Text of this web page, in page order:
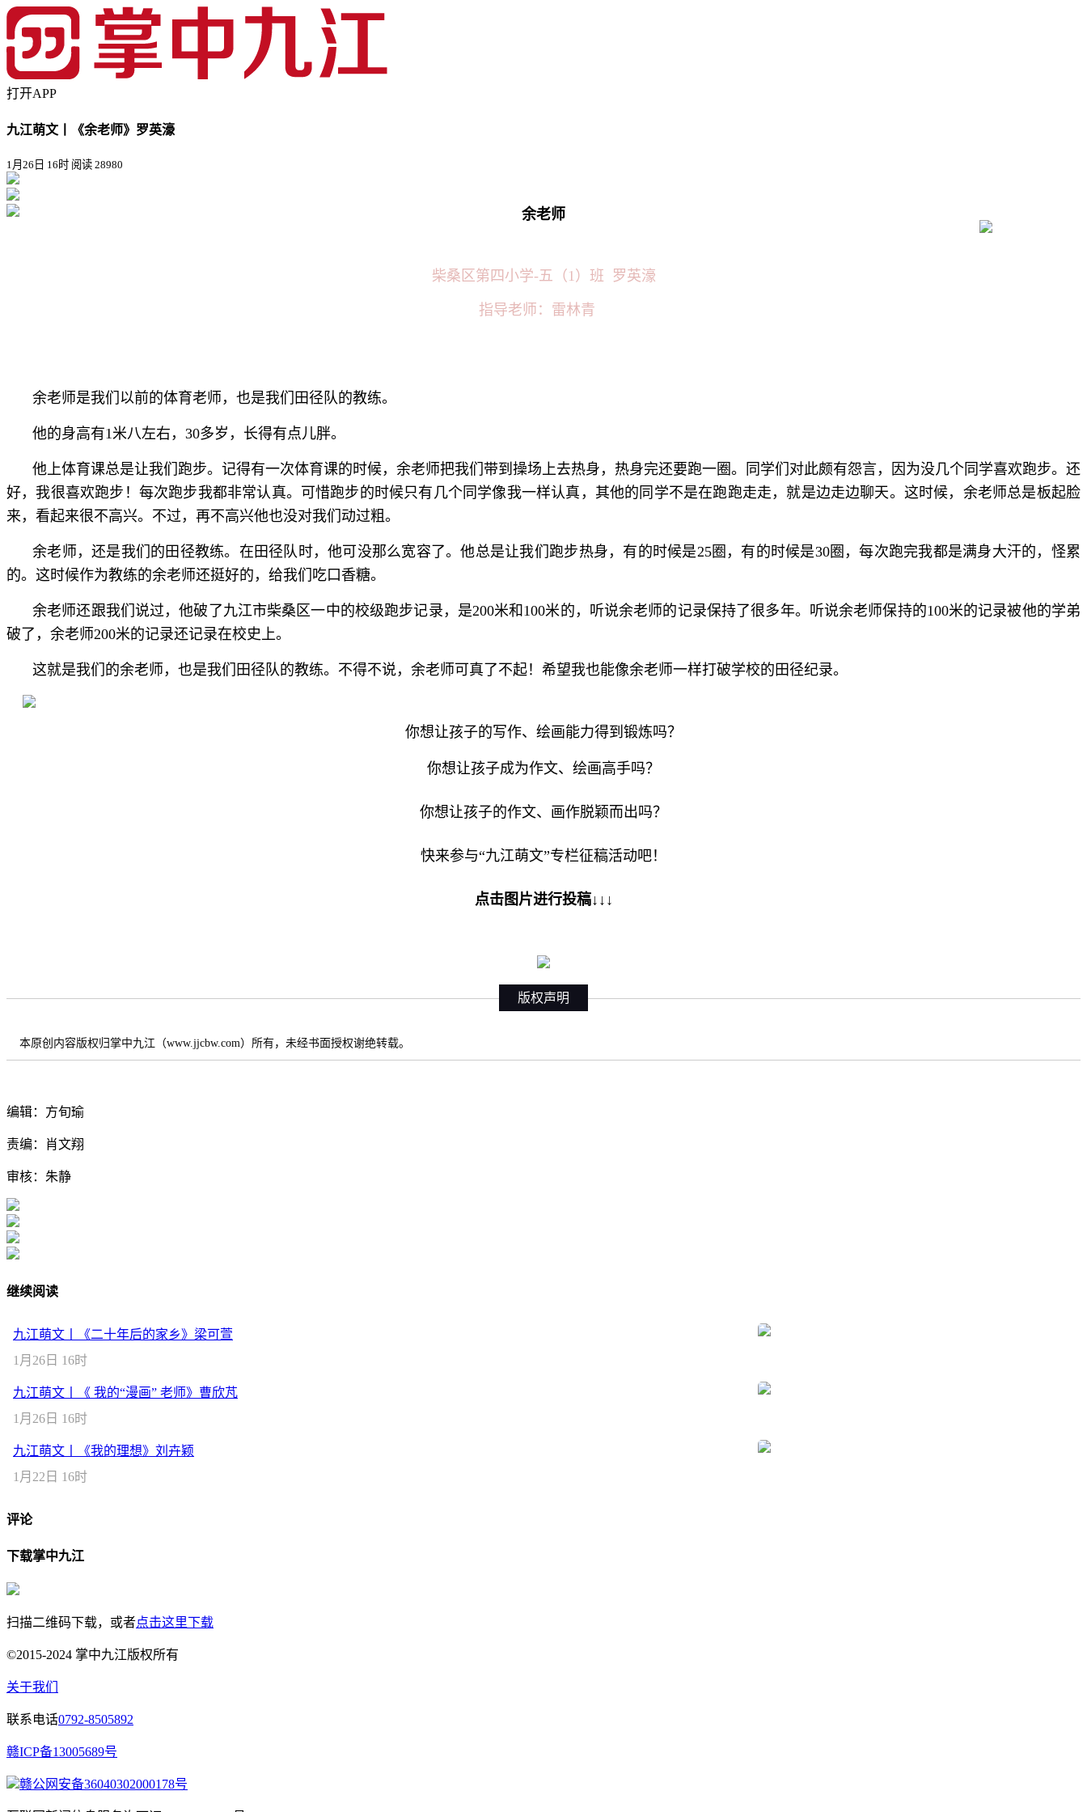
打开APP
九江萌文丨《余老师》罗英濠
1月26日 16时 阅读 28980
余老师
柴桑区第四小学-五（1）班 罗英濠
指导老师：雷林青
余老师是我们以前的体育老师，也是我们田径队的教练。
他的身高有1米八左右，30多岁，长得有点儿胖。
他上体育课总是让我们跑步。记得有一次体育课的时候，余老师把我们带到操场上去热身，热身完还要跑一圈。同学们对此颇有怨言，因为没几个同学喜欢跑步。还
好，我很喜欢跑步！每次跑步我都非常认真。可惜跑步的时候只有几个同学像我一样认真，其他的同学不是在跑跑走走，就是边走边聊天。这时候，余老师总是板起脸
来，看起来很不高兴。不过，再不高兴他也没对我们动过粗。
余老师，还是我们的田径教练。在田径队时，他可没那么宽容了。他总是让我们跑步热身，有的时候是25圈，有的时候是30圈，每次跑完我都是满身大汗的，怪累
的。这时候作为教练的余老师还挺好的，给我们吃口香糖。
余老师还跟我们说过，他破了九江市柴桑区一中的校级跑步记录，是200米和100米的，听说余老师的记录保持了很多年。听说余老师保持的100米的记录被他的学弟
破了，余老师200米的记录还记录在校史上。
这就是我们的余老师，也是我们田径队的教练。不得不说，余老师可真了不起！希望我也能像余老师一样打破学校的田径纪录。
你想让孩子的写作、绘画能力得到锻炼吗？
你想让孩子成为作文、绘画高手吗？
你想让孩子的作文、画作脱颖而出吗？
快来参与“九江萌文”专栏征稿活动吧！
点击图片进行投稿↓↓↓
版权声明
本原创内容版权归掌中九江（www.jjcbw.com）所有，未经书面授权谢绝转载。
编辑：方旬瑜
责编：肖文翔
审核：朱静
继续阅读
九江萌文丨《二十年后的家乡》梁可萱
1月26日 16时
九江萌文丨《 我的“漫画” 老师》曹欣芃
1月26日 16时
九江萌文丨《我的理想》刘卉颖
1月22日 16时
评论
下载掌中九江
扫描二维码下载，或者点击这里下载
©2015-2024 掌中九江版权所有
关于我们
联系电话0792-8505892
赣ICP备13005689号
赣公网安备36040302000178号